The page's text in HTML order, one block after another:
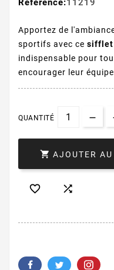
Référence:11219
Apportez de
sportifs avec ce sifflet
indispensable pour
encourager leur
QUANTITÉ
 AJOUTER
 